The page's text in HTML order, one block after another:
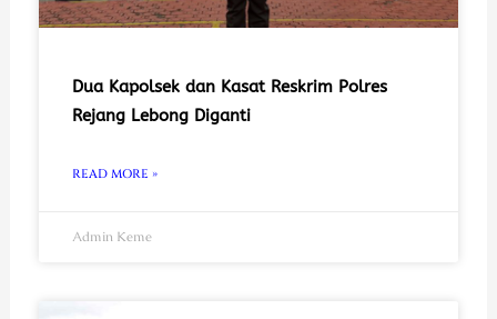
Dua Kapolsek dan Kasat Reskrim Polres
Rejang Lebong Diganti
READ MORE »
Admin Keme